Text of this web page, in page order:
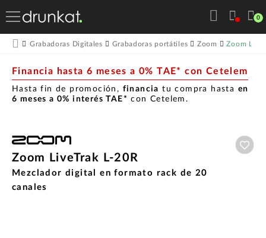
0
Grabadoras Digitales Grabadoras portátiles Zoom Zoom
Financia hasta 6 meses a 0% TAE* con Cetelem
Hasta fin de promoción, financia tu compra hasta en
6 meses a 0% interés TAE* con Cetelem.
Zoom LiveTrak L-20R
Mezclador digital en formato rack de 20
canales